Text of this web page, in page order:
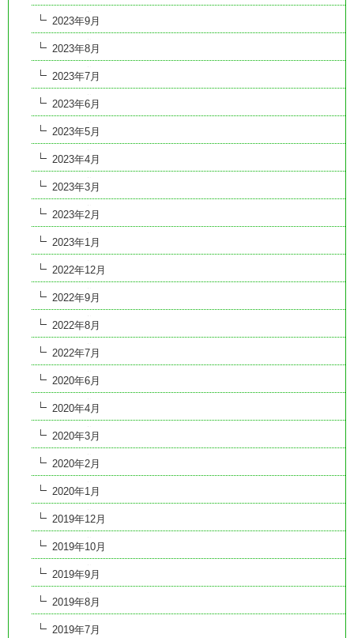
2023年9月
2023年8月
2023年7月
2023年6月
2023年5月
2023年4月
2023年3月
2023年2月
2023年1月
2022年12月
2022年9月
2022年8月
2022年7月
2020年6月
2020年4月
2020年3月
2020年2月
2020年1月
2019年12月
2019年10月
2019年9月
2019年8月
2019年7月